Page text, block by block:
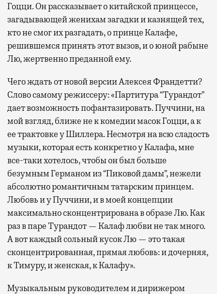
Гоцци. Он рассказывает о китайской принцессе,
загадывающей женихам загадки и казнящей тех,
кто не смог их разгадать, о принце Калафе,
решившемся принять этот вызов, и о юной рабыне
Лю, жертвенно преданной ему.
Чего ждать от новой версии Алексея Франдетти?
Слово самому режиссеру: «Партитура “Турандот”
дает возможность пофантазировать. Пуччини, на
мой взгляд, ближе не к комедии масок Гоцци, а к
ее трактовке у Шиллера. Несмотря на всю сладость
музыки, которая есть конкретно у Калафа, мне
все-таки хотелось, чтобы он был больше
безумным Германом из “Пиковой дамы”, нежели
абсолютно романтичным татарским принцем.
Любовь и у Пуччини, и в моей концепции
максимально сконцентрирована в образе Лю. Как
раз в паре Турандот — Калаф любви не так много.
А вот каждый сольный кусок Лю — это такая
сконцентрированная, прямая любовь: и дочерняя,
к Тимуру, и женская, к Калафу».
Музыкальным руководителем и дирижером